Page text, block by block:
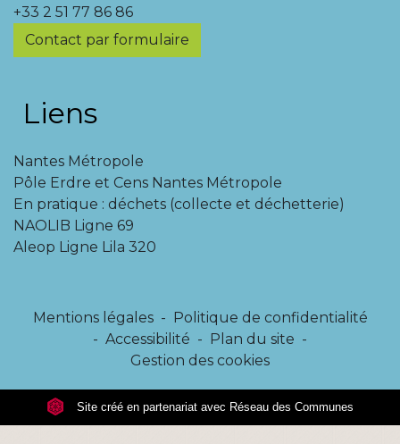
+33 2 51 77 86 86
Contact par formulaire
Liens
Nantes Métropole
Pôle Erdre et Cens Nantes Métropole
En pratique : déchets (collecte et déchetterie)
NAOLIB Ligne 69
Aleop Ligne Lila 320
Mentions légales - Politique de confidentialité
- Accessibilité - Plan du site -
Gestion des cookies
Site créé en partenariat avec Réseau des Communes